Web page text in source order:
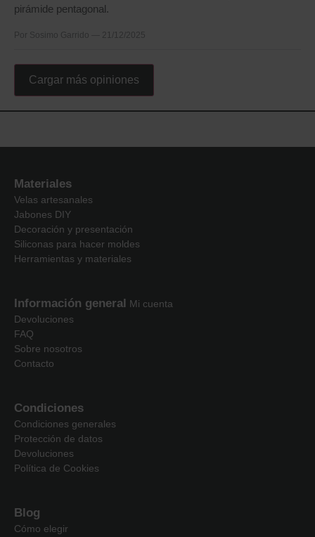
pirámide pentagonal.
Por Sosimo Garrido — 21/12/2025
Cargar más opiniones
Materiales
Velas artesanales
Jabones DIY
Decoración y presentación
Siliconas para hacer moldes
Herramientas y materiales
Información general
Mi cuenta
Devoluciones
FAQ
Sobre nosotros
Contacto
Condiciones
Condiciones generales
Protección de datos
Devoluciones
Política de Cookies
Blog
Cómo elegir